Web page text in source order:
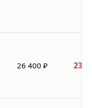
26 400 ₽ 23